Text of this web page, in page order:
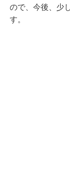
ので、今後、少
す。